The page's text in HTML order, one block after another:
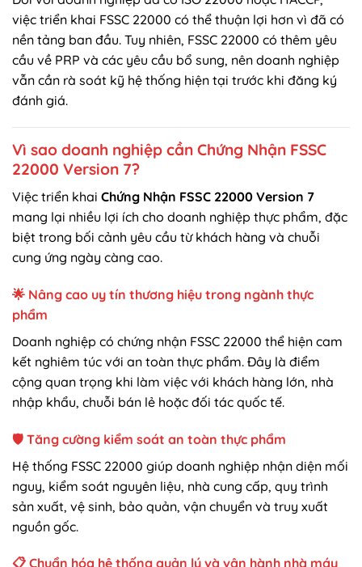
việc triển khai FSSC 22000 có thể thuận lợi hơn vì đã có
nền tảng ban đầu. Tuy nhiên, FSSC 22000 có thêm yêu
cầu về PRP và các yêu cầu bổ sung, nên doanh nghiệp
vẫn cần rà soát kỹ hệ thống hiện tại trước khi đăng ký
đánh giá.
Vì sao doanh nghiệp cần Chứng Nhận FSSC
22000 Version 7?
Việc triển khai Chứng Nhận FSSC 22000 Version 7
mang lại nhiều lợi ích cho doanh nghiệp thực phẩm, đặc
biệt trong bối cảnh yêu cầu từ khách hàng và chuỗi
cung ứng ngày càng cao.
🌟 Nâng cao uy tín thương hiệu trong ngành thực
phẩm
Doanh nghiệp có chứng nhận FSSC 22000 thể hiện cam
kết nghiêm túc với an toàn thực phẩm. Đây là điểm
cộng quan trọng khi làm việc với khách hàng lớn, nhà
nhập khẩu, chuỗi bán lẻ hoặc đối tác quốc tế.
🛡️ Tăng cường kiểm soát an toàn thực phẩm
Hệ thống FSSC 22000 giúp doanh nghiệp nhận diện mối
nguy, kiểm soát nguyên liệu, nhà cung cấp, quy trình
sản xuất, vệ sinh, bảo quản, vận chuyển và truy xuất
nguồn gốc.
📋 Chuẩn hóa hệ thống quản lý và vận hành nhà máy